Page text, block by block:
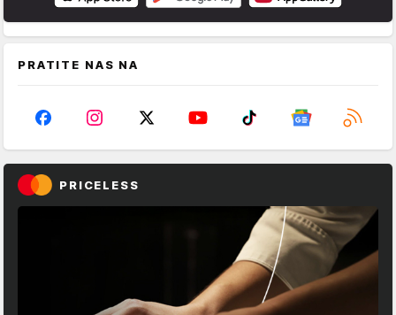
PRATITE NAS NA
PRICELESS